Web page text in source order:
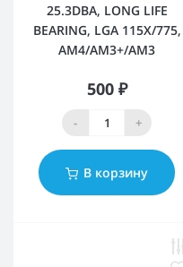
25.3DBA, LONG LIFE
BEARING, LGA 115X/775,
AM4/AM3+/AM3
500 ₽
- +
В корзину